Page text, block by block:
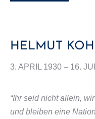
HELMUT
3. APRIL 1930 – 16.
“Ihr seid nicht allein,
und bleiben eine